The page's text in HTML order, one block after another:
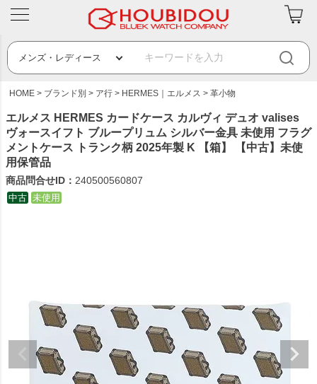
HOME ブランド別 ア行 HERMES｜エルメス 革小物
エルメス HERMES カードケース カルヴィ デュオ valises
ヴォースイフト ブループリュム シルバー金具 未使用 フラグ
メントケース トランク柄 2025年製 K 【箱】 【中古】未使
用保管品
商品問合せID： 240500560807
中古 未使用